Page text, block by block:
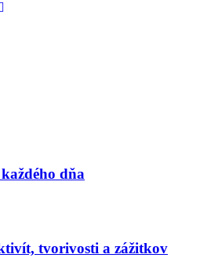
dňa
tvorivosti a zážitkov